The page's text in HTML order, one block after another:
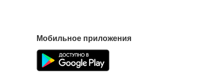
Мобильное приложения